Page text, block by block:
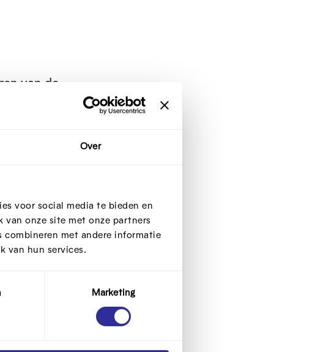
Over
voor social media te bieden en
van onze site met onze partners
combineren met andere informatie
van hun services.
Marketing
van de
samen te
nodig hebt